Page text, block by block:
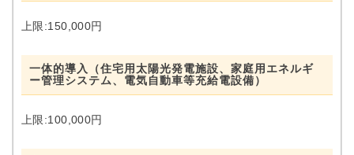
上限:150,000円
一体的導入（住宅用太陽光発電施設、家庭用エネルギ
ー管理システム、電気自動車等充給電設備）
上限:100,000円